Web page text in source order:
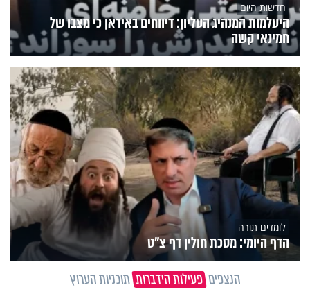
חדשות היום
היעלמות המנהיג העליון: דיווחים באיראן כי מצבו של
חמינאי קשה
לומדים תורה
הדף היומי: מסכת חולין דף צ"ט
הנצפים פעילות הידברות תוכניות הערוץ